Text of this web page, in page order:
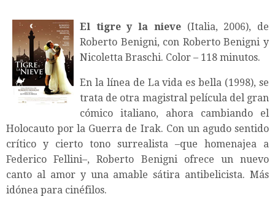
El tigre y la nieve(Italia, 2006), de
Roberto Benigni, con Roberto Benigni y
Nicoletta Braschi. Color – 118 minutos.
En la línea de La vida es bella (1998), se
trata de otra magistral película del gran
cómico italiano, ahora cambiando el
Holocauto por la Guerra de Irak. Con un agudo sentido
crítico y cierto tono surrealista –que homenajea a
Federico Fellini–, Roberto Benigni ofrece un nuevo
canto al amor y una amable sátira antibelicista. Más
idónea para cinéfilos.